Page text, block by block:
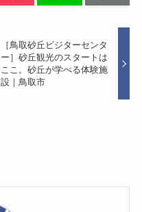
［鳥取砂丘ビジターセンタ
ー］砂丘観光のスタートは
ここ。砂丘が学べる体験施
設｜鳥取市